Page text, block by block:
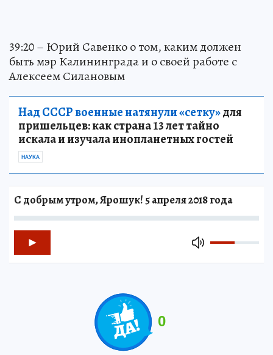
39:20 – Юрий Савенко о том, каким должен
быть мэр Калининграда и о своей работе с
Алексеем Силановым
Над СССР военные натянули «сетку»для
пришельцев: как страна 13 лет тайно
искала и изучала инопланетных гостей
НАУКА
С добрым утром, Ярошук! 5 апреля 2018 года
0